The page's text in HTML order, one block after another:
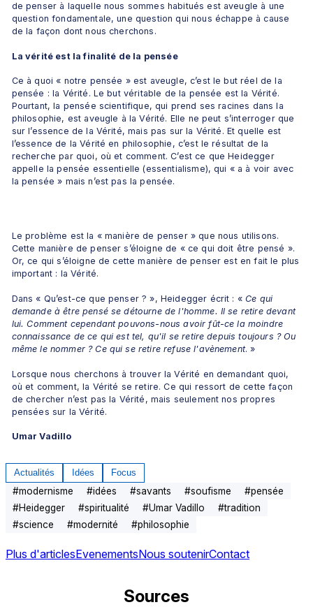
de penser à laquelle nous sommes habitués est aveugle à une
question fondamentale, une question qui nous échappe à cause
de la façon dont nous cherchons.
La vérité est la finalité de la pensée
Ce à quoi « notre pensée » est aveugle, c’est le but réel de la
pensée : la Vérité. Le but véritable de la pensée est la Vérité.
Pourtant, la pensée scientifique, qui prend ses racines dans la
philosophie, est aveugle à la Vérité. Elle ne peut s’interroger que
sur l’essence de la Vérité, mais pas sur la Vérité. Et quelle est
l’essence de la Vérité en philosophie, c’est le résultat de la
recherche par quoi, où et comment. C’est ce que Heidegger
appelle la pensée essentielle (essentialisme), qui « a à voir avec
la pensée » mais n’est pas la pensée.
Le problème est la « manière de penser » que nous utilisons.
Cette manière de penser s’éloigne de « ce qui doit être pensé ».
Or, ce qui s’éloigne de cette manière de penser est en fait le plus
important : la Vérité.
Dans « Qu’est-ce que penser ? », Heidegger écrit : « Ce qui
demande à être pensé se détourne de l'homme. Il se retire devant
lui. Comment cependant pouvons-nous avoir fût-ce la moindre
connaissance de ce qui est tel, qu'il se retire depuis toujours ? Ou
même le nommer ? Ce qui se retire refuse l'avènement. »
Lorsque nous cherchons à trouver la Vérité en demandant quoi,
où et comment, la Vérité se retire. Ce qui ressort de cette façon
de chercher n’est pas la Vérité, mais seulement nos propres
pensées sur la Vérité.
Umar Vadillo
Actualités Idées Focus
#modernisme #idées #savants #soufisme #pensée
#Heidegger #spiritualité #Umar Vadillo #tradition
#science #modernité #philosophie
Plus d'articlesEvenementsNous soutenirContact
Sources